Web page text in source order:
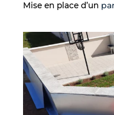
Mise en place d’un